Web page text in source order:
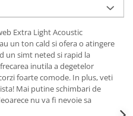
Extra Light Acoustic
au un ton cald si ofera o atingere
un simt neted si rapid la
inutila a degetelor
foarte comode. In plus, veti
Mai putine schimbari de
nu va fi nevoie sa